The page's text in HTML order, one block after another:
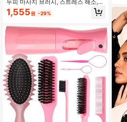
두피 마사지 브러시, 스트레스 해소,
혈액 순환 촉진, 두피 이완에 도움, 모
든 모발 유형에 적합, 편안한 디자인,
윤기 개선, 두피 딥 클렌징
1,555원 -29%